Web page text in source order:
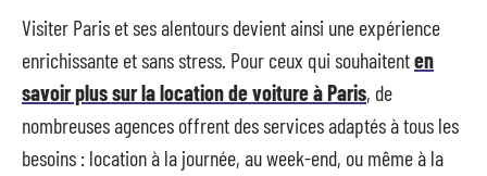
Visiter Paris et ses alentours devient ainsi une expérience
enrichissante et sans stress. Pour ceux qui souhaitenten
savoir plus sur la location de voiture à Paris, de
nombreuses agences offrent des services adaptés à tous les
besoins : location à la journée, au week-end, ou même à la